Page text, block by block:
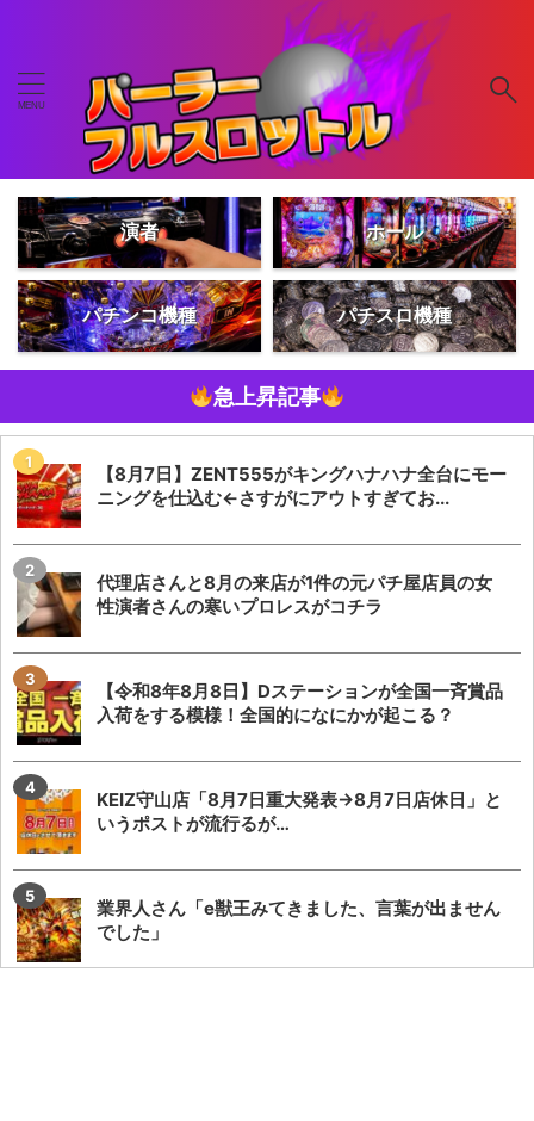
演者 ホール
パチンコ機種 パチスロ機種
急上昇記事
【8月7日】ZENT555がキングハナハナ全台にモー
ニングを仕込む←さすがにアウトすぎてお...
代理店さんと8月の来店が1件の元パチ屋店員の女
性演者さんの寒いプロレスがコチラ
【令和8年8月8日】Dステーションが全国一斉賞品
入荷をする模様！全国的になにかが起こる？
KEIZ守山店「8月7日重大発表→8月7日店休日」と
いうポストが流行るが…
業界人さん「e獣王みてきました、言葉が出ません
でした」